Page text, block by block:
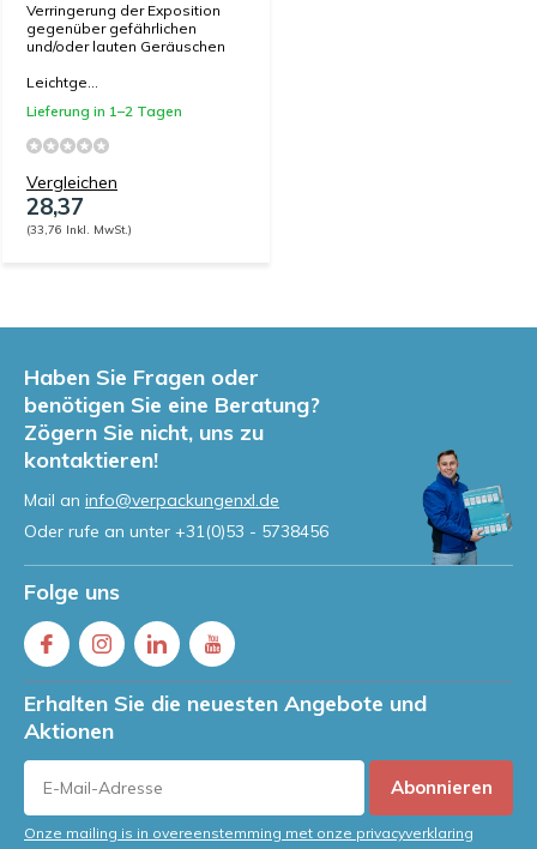
Verringerung der Exposition
gegenüber gefährlichen
und/oder lauten Geräuschen
Leichtge...
Lieferung in 1–2 Tagen
Vergleichen
28,37
(33,76 Inkl. MwSt.)
Haben Sie Fragen oder
benötigen Sie eine Beratung?
Zögern Sie nicht, uns zu
kontaktieren!
Mail an info@verpackungenxl.de
Oder rufe an unter +31(0)53 - 5738456
Folge uns
Erhalten Sie die neuesten Angebote und
Aktionen
Abonnieren
Onze mailing is in overeenstemming met onze privacyverklaring